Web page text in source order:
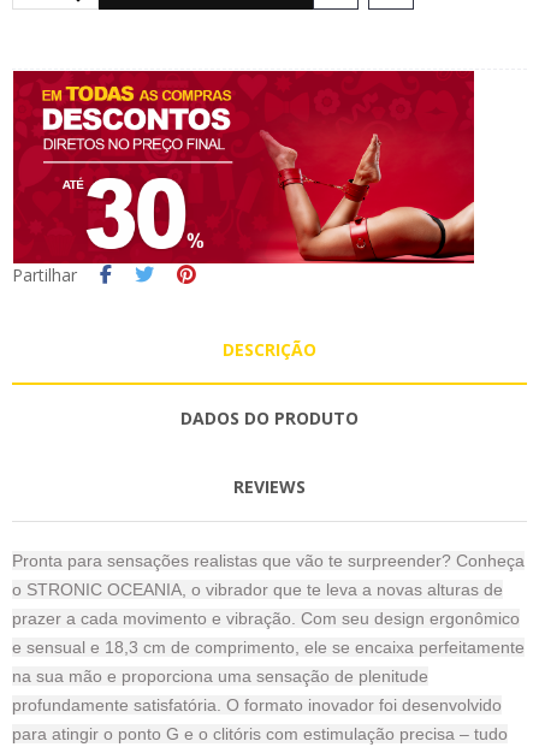
Partilhar
DESCRIÇÃO
DADOS DO PRODUTO
REVIEWS
Pronta para sensações realistas que vão te surpreender? Conheça
o STRONIC OCEANIA, o vibrador que te leva a novas alturas de
prazer a cada movimento e vibração. Com seu design ergonômico
e sensual e 18,3 cm de comprimento, ele se encaixa perfeitamente
na sua mão e proporciona uma sensação de plenitude
profundamente satisfatória. O formato inovador foi desenvolvido
para atingir o ponto G e o clitóris com estimulação precisa – tudo